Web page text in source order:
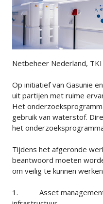
Netbeheer Nederland,
Op initiatief van Gasunie
uit partijen met ruime
Het
gebruik van waterstof.
het
Tijdens het afgeronde
beantwoord moeten
om veilig te kunnen
1. Asset management -